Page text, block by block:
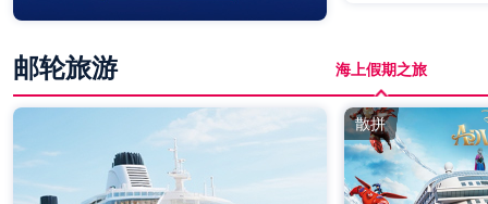
邮轮旅游 海上假期之旅
散拼